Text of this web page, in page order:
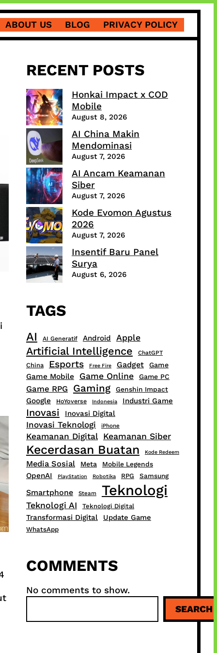
ABOUT US BLOG PRIVACY POLICY
RECENT POSTS
Honkai Impact x COD
Mobile
August 8, 2026
AI China Makin
Mendominasi
August 7, 2026
AI Ancam Keamanan
Siber
August 7, 2026
Kode Evomon Agustus
2026
August 7, 2026
Insentif Baru Panel
Surya
August 6, 2026
TAGS
AI AI Generatif Android Apple
Artificial Intelligence ChatGPT
China Esports Free Fire Gadget Game
Game Mobile Game Online Game PC
Game RPG Gaming Genshin Impact
Google HoYoverse Indonesia Industri Game
Inovasi Inovasi Digital
Inovasi Teknologi iPhone
Keamanan Digital Keamanan Siber
Kecerdasan Buatan Kode Redeem
Media Sosial Meta Mobile Legends
OpenAI PlayStation Robotika RPG Samsung
Smartphone Steam Teknologi
Teknologi AI Teknologi Digital
Transformasi Digital Update Game
WhatsApp
COMMENTS
No comments to show.
a
SEARCH